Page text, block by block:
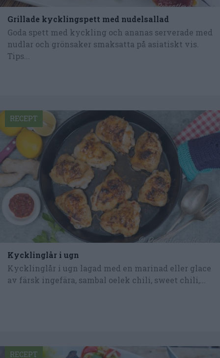
Grillade kycklingspett med nudelsallad
Goda spett med kyckling och ananas serverade med
nudlar och grönsaker smaksatta på asiatiskt vis.
Tips...
Kycklinglår i ugn
Kycklinglår i ugn lagad med en marinad eller glace
av färsk ingefära, sambal oelek chili, sweet chili,...
RECEPT
RECEPT